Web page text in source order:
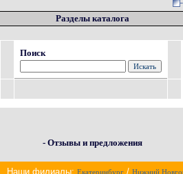
Разделы каталога
Поиск
- Отзывы и предложения
Наши филиалы: Екатеринбург / Нижний